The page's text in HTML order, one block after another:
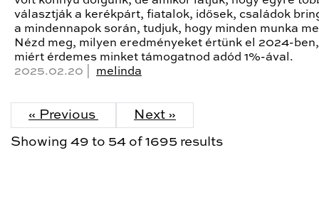
választják a kerékpárt, fiatalok, idősek, családok
a mindennapok során, tudjuk, hogy minden munka
Nézd meg, milyen eredményeket értünk el 2024-
miért érdemes minket támogatnod adód 1%-ával.
2025.02.20 | melinda
« Previous Next »
Showing 49 to 54 of 1695 results